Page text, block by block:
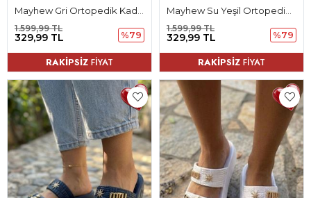
329,99 TL
1.599,99 TL
%79
RAKİPSİZ FİYAT
329,99 TL
1.599,99 TL
%79
RAKİPSİZ FİYAT